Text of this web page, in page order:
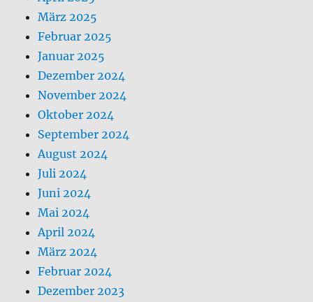
März 2025
Februar 2025
Januar 2025
Dezember 2024
November 2024
Oktober 2024
September 2024
August 2024
Juli 2024
Juni 2024
Mai 2024
April 2024
März 2024
Februar 2024
Dezember 2023